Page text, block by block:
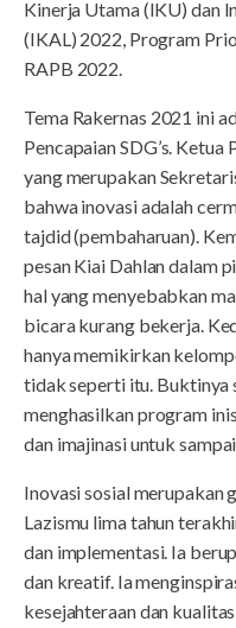
Kinerja Utama (IKU) dan
(IKAL) 2022, Program
RAPB 2022.
Tema Rakernas 2021 ini
Pencapaian SDG’s.
yang merupakan
bahwa inovasi adalah
tajdid (pembaharuan).
pesan Kiai Dahlan dalam
hal yang menyebabkan
bicara kurang bekerja.
hanya memikirkan
tidak seperti itu. Buktinya
menghasilkan program
dan imajinasi untuk
Inovasi sosial merupakan
Lazismu lima tahun
dan implementasi. Ia
dan kreatif. Ia
kesejahteraan dan